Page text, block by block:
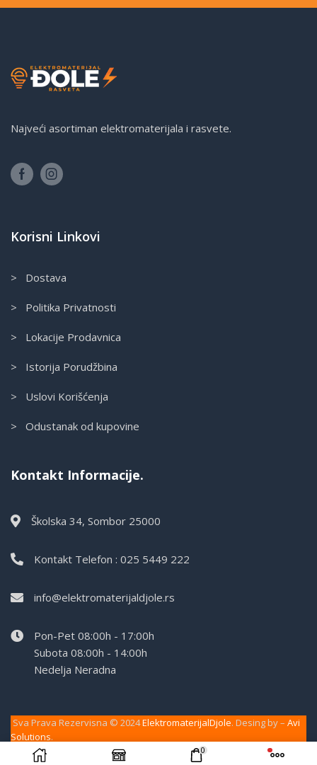
Najveći asortiman elektromaterijala i rasvete.
Korisni Linkovi
> Dostava
> Politika Privatnosti
> Lokacije Prodavnica
> Istorija Porudžbina
> Uslovi Korišćenja
> Odustanak od kupovine
Kontakt Informacije.
Školska 34, Sombor 25000
Kontakt Telefon : 025 5449 222
info@elektromaterijaldjole.rs
Pon-Pet 08:00h - 17:00h
Subota 08:00h - 14:00h
Nedelja Neradna
Sva Prava Rezervisna © 2024ElektromaterijalDjole. Desing by – Avi
Solutions.
0